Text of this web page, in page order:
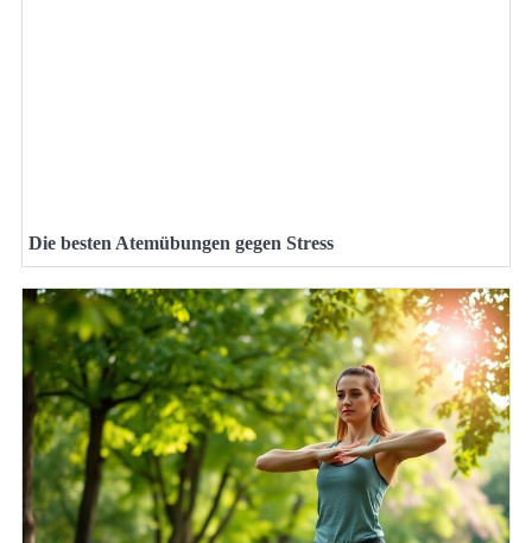
Die besten Atemübungen gegen Stress